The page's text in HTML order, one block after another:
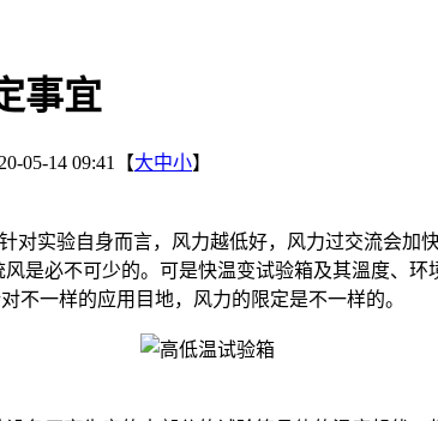
事宜
05-14 09:41【大中小】
对实验自身而言，风力越低好，风力过交流会
是必不可少的。可是快温变试验箱及其溫度、
不一样的应用目地，风力的限定是不一样的。